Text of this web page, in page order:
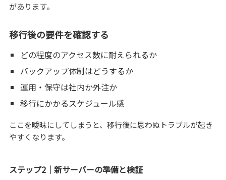
があります。
移行後の要件を確認する
どの程度のアクセス数に耐えられるか
バックアップ体制はどうするか
運用・保守は社内か外注か
移行にかかるスケジュール感
ここを曖昧にしてしまうと、移行後に思わぬトラブルが起き
やすくなります。
ステップ2｜新サーバーの準備と検証